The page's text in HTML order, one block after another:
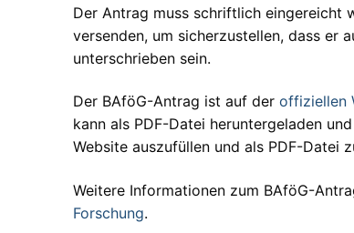
Der Antrag muss schriftlich eingereicht
versenden, um sicherzustellen, dass er
unterschrieben sein.
Der BAföG-Antrag ist auf der offiziellen
kann als PDF-Datei heruntergeladen
Website auszufüllen und als PDF-Datei
Weitere Informationen zum BAföG-
Forschung.